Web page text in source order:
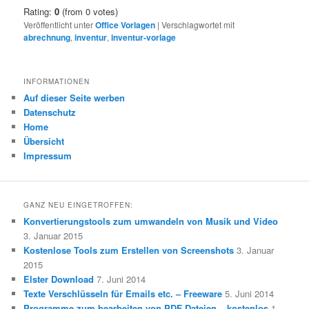
Rating:0 (from 0 votes)
Veröffentlicht unterOffice Vorlagen |Verschlagwortet mit
abrechnung,inventur,inventur-vorlage
INFORMATIONEN
Auf dieser Seite werben
Datenschutz
Home
Übersicht
Impressum
GANZ NEU EINGETROFFEN:
Konvertierungstools zum umwandeln von Musik und Video
3. Januar 2015
Kostenlose Tools zum Erstellen von Screenshots 3. Januar
2015
Elster Download 7. Juni 2014
Texte Verschlüsseln für Emails etc. – Freeware 5. Juni 2014